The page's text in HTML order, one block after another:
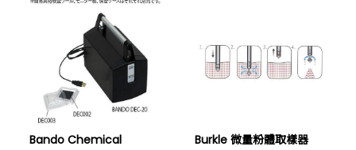
Bando Chemical
Burkle 微量粉體取樣器